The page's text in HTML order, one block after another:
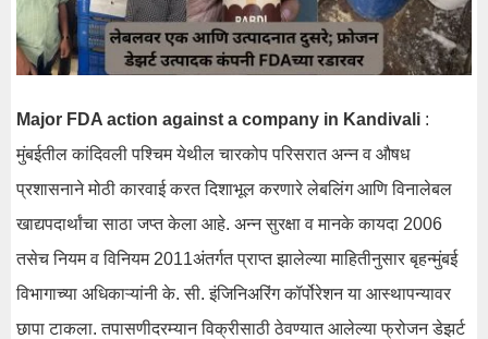
Major FDA action against a company in Kandivali :
मुंबईतील कांदिवली पश्चिम येथील चारकोप परिसरात अन्न व औषध
प्रशासनाने मोठी कारवाई करत दिशाभूल करणारे लेबलिंग आणि विनालेबल
खाद्यपदार्थांचा साठा जप्त केला आहे. अन्न सुरक्षा व मानके कायदा 2006
तसेच नियम व विनियम 2011अंतर्गत प्राप्त झालेल्या माहितीनुसार बृहन्मुंबई
विभागाच्या अधिकाऱ्यांनी के. सी. इंजिनिअरिंग कॉर्पोरेशन या आस्थापन्यावर
छापा टाकला. तपासणीदरम्यान विक्रीसाठी ठेवण्यात आलेल्या फ्रोजन डेझर्ट